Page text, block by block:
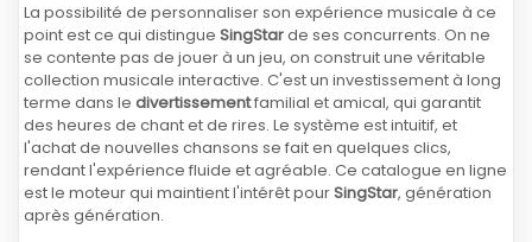
La possibilité de personnaliser son expérience musicale à ce
point est ce qui distingue SingStarde ses concurrents. On ne
se contente pas de jouer à un jeu, on construit une véritable
collection musicale interactive. C'est un investissement à long
terme dans le divertissementfamilial et amical, qui garantit
des heures de chant et de rires. Le système est intuitif, et
l'achat de nouvelles chansons se fait en quelques clics,
rendant l'expérience fluide et agréable. Ce catalogue en ligne
est le moteur qui maintient l'intérêt pourSingStar, génération
après génération.